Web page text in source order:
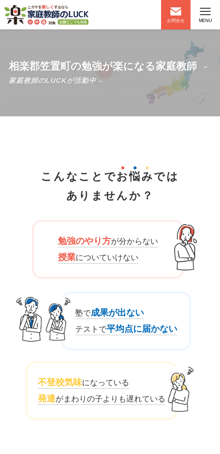
お問合せ MENU
相楽郡笠置町の勉強が楽になる家庭教師
–
家庭教師のLUCKが活動中 –
こんなことでお悩みでは
ありませんか？
勉強のやり方が分からない
授業についていけない
塾で成果が出ない
テストで平均点に届かない
不登校気味になっている
発達がまわりの子よりも遅れている